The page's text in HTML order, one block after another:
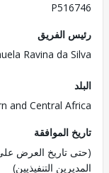
الفريق
Manuela Ravina da
Western and Central
الموافقة
تاريخ العرض على مجلس
التنفيذيين)